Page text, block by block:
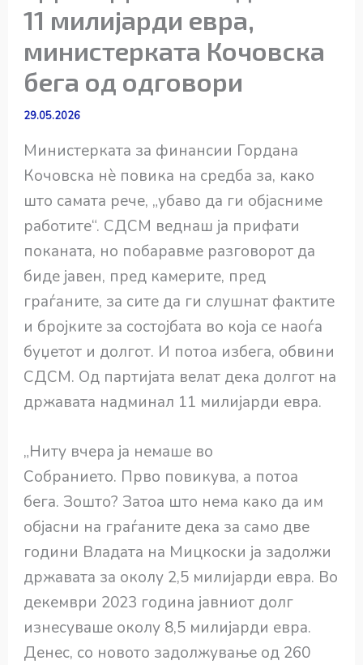
11 милијарди евра,
министерката Кочовска
бега од одговори
29.05.2026
Министерката за финансии Гордана
Кочовска нè повика на средба за, како
што самата рече, „убаво да ги објасниме
работите“. СДСМ веднаш ја прифати
поканата, но побаравме разговорот да
биде јавен, пред камерите, пред
граѓаните, за сите да ги слушнат фактите
и бројките за состојбата во која се наоѓа
буџетот и долгот. И потоа избега, обвини
СДСМ. Од партијата велат дека долгот на
државата надминал 11 милијарди евра.
„Ниту вчера ја немаше во
Собранието. Прво повикува, а потоа
бега. Зошто? Затоа што нема како да им
објасни на граѓаните дека за само две
години Владата на Мицкоски ја задолжи
државата за околу 2,5 милијарди евра. Во
декември 2023 година јавниот долг
изнесуваше околу 8,5 милијарди евра.
Денес, со новото задолжување од 260